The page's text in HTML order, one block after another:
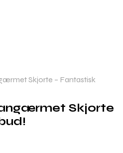
Skjorte – Fantastisk
Skjorte